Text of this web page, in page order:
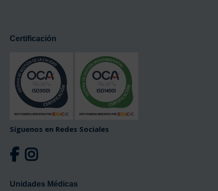
Certificación
Síguenos en Redes Sociales
Unidades Médicas